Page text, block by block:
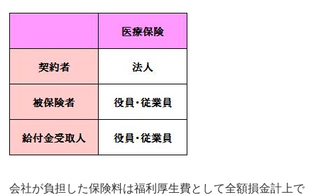
会社が負担した保険料は福利厚生費として全額損金計上で